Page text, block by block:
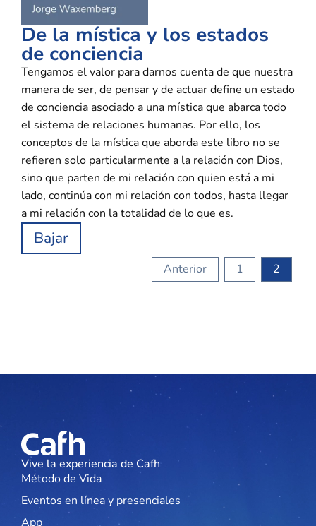
De la mística y los estados
de conciencia
Tengamos el valor para darnos cuenta de que nuestra
manera de ser, de pensar y de actuar define un estado
de conciencia asociado a una mística que abarca todo
el sistema de relaciones humanas. Por ello, los
conceptos de la mística que aborda este libro no se
refieren solo particularmente a la relación con Dios,
sino que parten de mi relación con quien está a mi
lado, continúa con mi relación con todos, hasta llegar
a mi relación con la totalidad de lo que es.
Bajar
Anterior 1 2
Vive la experiencia de Cafh
Método de Vida
Eventos en línea y presenciales
App